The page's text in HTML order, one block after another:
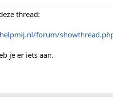
thread:
forum/
je er iets aan.